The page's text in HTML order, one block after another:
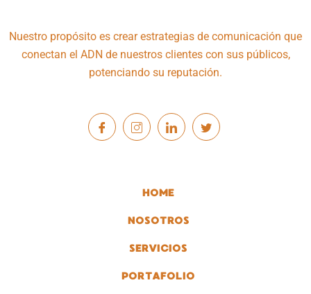
Nuestro propósito es crear estrategias de comunicación que
conectan el ADN de nuestros clientes con sus públicos,
potenciando su reputación.
HOME
NOSOTROS
SERVICIOS
PORTAFOLIO